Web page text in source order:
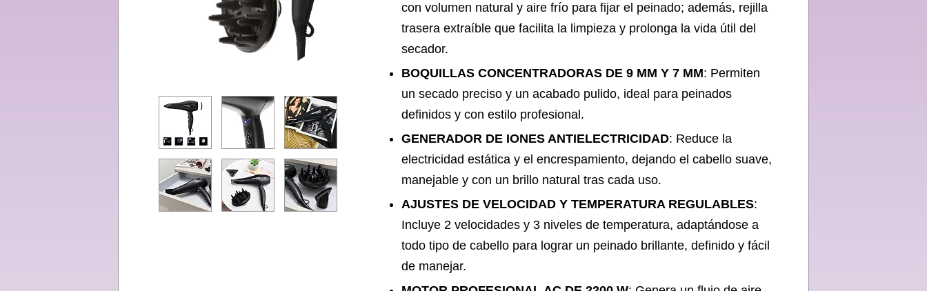
con volumen natural y aire frío para fijar el peinado; además, rejilla
trasera extraíble que facilita la limpieza y prolonga la vida útil del
secador.
BOQUILLAS CONCENTRADORAS DE 9 MM Y 7 MM: Permiten
un secado preciso y un acabado pulido, ideal para peinados
definidos y con estilo profesional.
GENERADOR DE IONES ANTIELECTRICIDAD: Reduce la
electricidad estática y el encrespamiento, dejando el cabello suave,
manejable y con un brillo natural tras cada uso.
AJUSTES DE VELOCIDAD Y TEMPERATURA REGULABLES:
Incluye 2 velocidades y 3 niveles de temperatura, adaptándose a
todo tipo de cabello para lograr un peinado brillante, definido y fácil
de manejar.